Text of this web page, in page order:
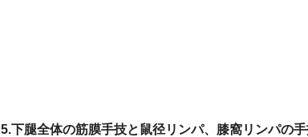
5.下腿全体の筋膜手技と鼠径リンパ、膝窩リンパの